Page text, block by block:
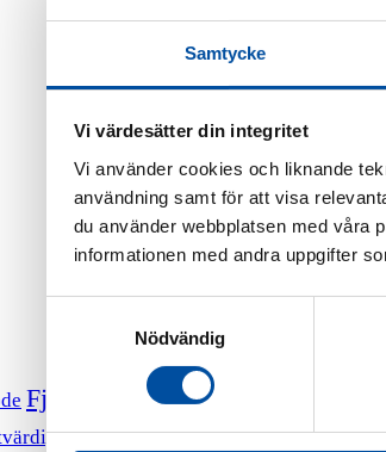
Samtycke
Vi värdesätter din integritet
Vi använder cookies och liknande
användning samt för att visa
du använder webbplatsen med våra
informationen med andra uppgifter
Nödvändig
Fjärrvärmekurs FVB stödjer
VD har ordet